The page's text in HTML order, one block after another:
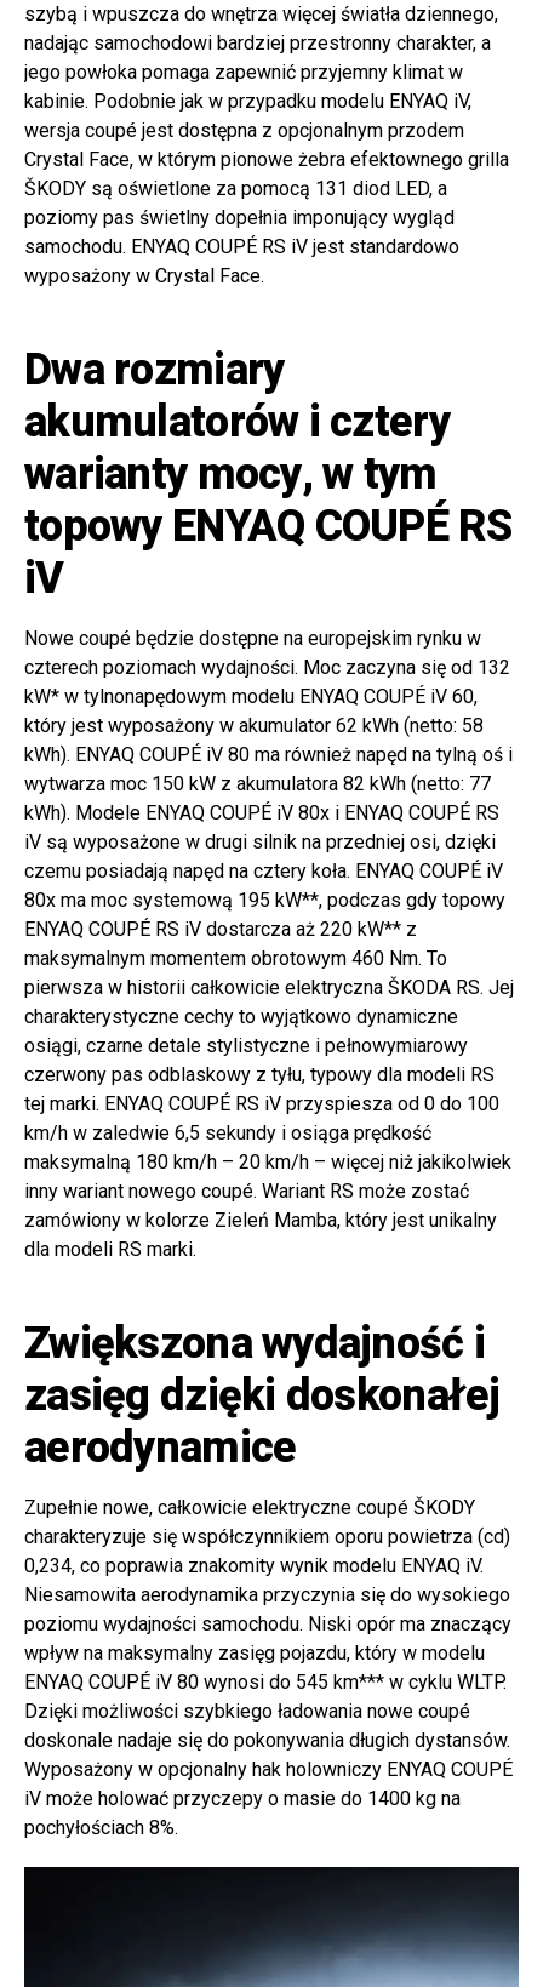
szybą i wpuszcza do wnętrza więcej światła dziennego,
nadając samochodowi bardziej przestronny charakter, a
jego powłoka pomaga zapewnić przyjemny klimat w
kabinie. Podobnie jak w przypadku modelu ENYAQ iV,
wersja coupé jest dostępna z opcjonalnym przodem
Crystal Face, w którym pionowe żebra efektownego grilla
ŠKODY są oświetlone za pomocą 131 diod LED, a
poziomy pas świetlny dopełnia imponujący wygląd
samochodu. ENYAQ COUPÉ RS iV jest standardowo
wyposażony w Crystal Face.
Dwa rozmiary
akumulatorów i cztery
warianty mocy, w tym
topowy ENYAQ COUPÉ RS
iV
Nowe coupé będzie dostępne na europejskim rynku w
czterech poziomach wydajności. Moc zaczyna się od 132
kW* w tylnonapędowym modelu ENYAQ COUPÉ iV 60,
który jest wyposażony w akumulator 62 kWh (netto: 58
kWh). ENYAQ COUPÉ iV 80 ma również napęd na tylną oś i
wytwarza moc 150 kW z akumulatora 82 kWh (netto: 77
kWh). Modele ENYAQ COUPÉ iV 80x i ENYAQ COUPÉ RS
iV są wyposażone w drugi silnik na przedniej osi, dzięki
czemu posiadają napęd na cztery koła. ENYAQ COUPÉ iV
80x ma moc systemową 195 kW**, podczas gdy topowy
ENYAQ COUPÉ RS iV dostarcza aż 220 kW** z
maksymalnym momentem obrotowym 460 Nm. To
pierwsza w historii całkowicie elektryczna ŠKODA RS. Jej
charakterystyczne cechy to wyjątkowo dynamiczne
osiągi, czarne detale stylistyczne i pełnowymiarowy
czerwony pas odblaskowy z tyłu, typowy dla modeli RS
tej marki. ENYAQ COUPÉ RS iV przyspiesza od 0 do 100
km/h w zaledwie 6,5 sekundy i osiąga prędkość
maksymalną 180 km/h – 20 km/h – więcej niż jakikolwiek
inny wariant nowego coupé. Wariant RS może zostać
zamówiony w kolorze Zieleń Mamba, który jest unikalny
dla modeli RS marki.
Zwiększona wydajność i
zasięg dzięki doskonałej
aerodynamice
Zupełnie nowe, całkowicie elektryczne coupé ŠKODY
charakteryzuje się współczynnikiem oporu powietrza (cd)
0,234, co poprawia znakomity wynik modelu ENYAQ iV.
Niesamowita aerodynamika przyczynia się do wysokiego
poziomu wydajności samochodu. Niski opór ma znaczący
wpływ na maksymalny zasięg pojazdu, który w modelu
ENYAQ COUPÉ iV 80 wynosi do 545 km*** w cyklu WLTP.
Dzięki możliwości szybkiego ładowania nowe coupé
doskonale nadaje się do pokonywania długich dystansów.
Wyposażony w opcjonalny hak holowniczy ENYAQ COUPÉ
iV może holować przyczepy o masie do 1400 kg na
pochyłościach 8%.